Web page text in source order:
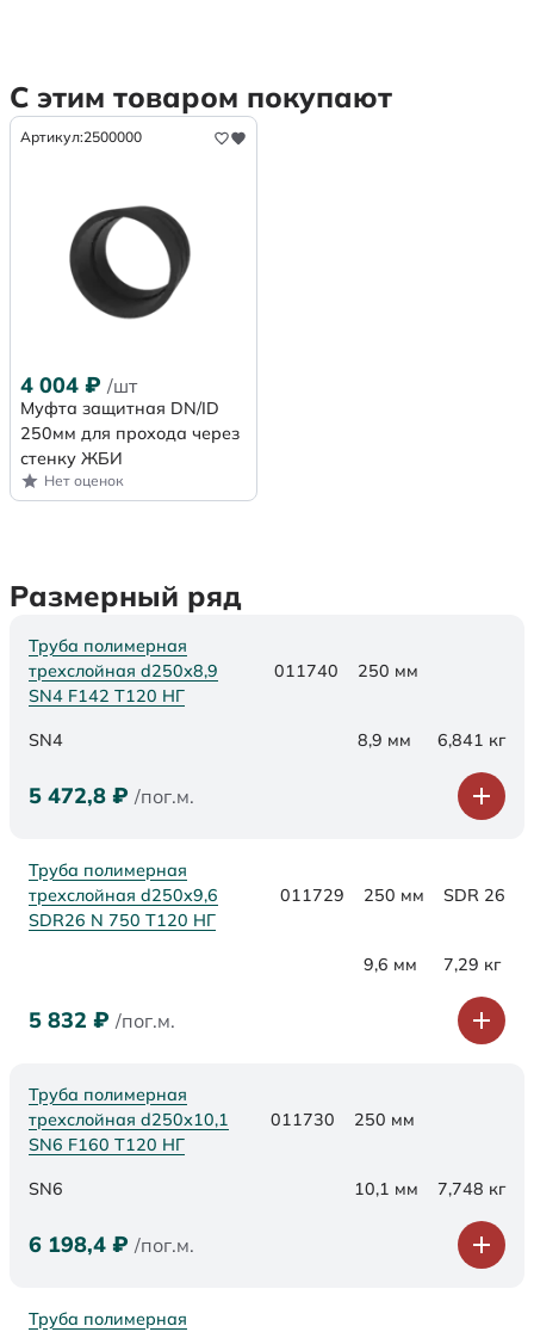
С этим товаром покупают
Артикул:2500000
4 004 ₽ /шт
Муфта защитная DN/ID
250мм для прохода через
стенку ЖБИ
Нет оценок
Размерный ряд
Труба полимерная
трехслойная d250х8,9
SN4 F142 Т120 НГ
011740 250 мм
SN4 8,9 мм 6,841 кг
5 472,8 ₽ /пог.м.
Труба полимерная
трехслойная d250x9,6
SDR26 N 750 Т120 НГ
011729 250 мм SDR 26
9,6 мм 7,29 кг
5 832 ₽ /пог.м.
Труба полимерная
трехслойная d250х10,1
SN6 F160 Т120 НГ
011730 250 мм
SN6 10,1 мм 7,748 кг
6 198,4 ₽ /пог.м.
Труба полимерная